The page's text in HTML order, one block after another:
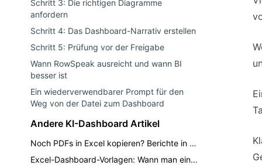
Schritt 3: Die richtigen Diagramme
anfordern
Schritt 4: Das Dashboard-Narrativ erstellen
Schritt 5: Prüfung vor der Freigabe
Wann RowSpeak ausreicht und wann BI
besser ist
Ein wiederverwendbarer Prompt für den
Weg von der Datei zum Dashboard
Andere KI-Dashboard Artikel
Noch PDFs in Excel kopieren? Berichte in Dashboards verwandeln.
Excel-Dashboard-Vorlagen: Wann man eine Vorlage vs. KI nutzt